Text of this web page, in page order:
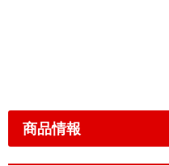
商品情報